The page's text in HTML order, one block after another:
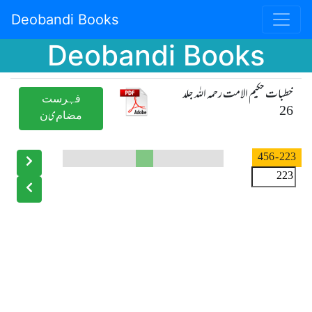
Deobandi Books
Deobandi Books
خطبات حکیم الامت رحمہ اللہ جلد
26
ﻓﮩﺮﺳﺖ
ﻣﻀﺎﻡیﻥ
223
- 456